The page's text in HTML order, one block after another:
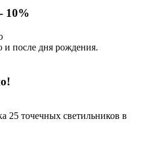
10%
и после дня рождения.
25 точечных светильников в